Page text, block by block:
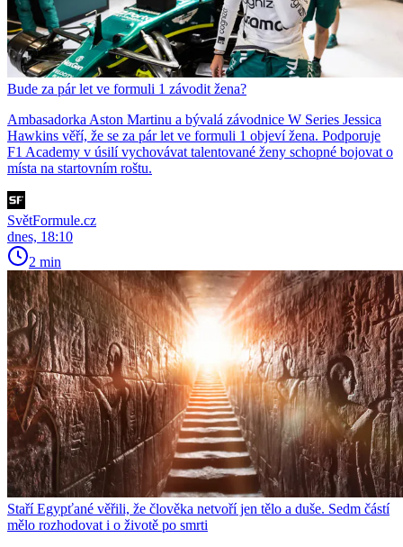
Bude za pár let ve formuli 1 závodit žena?
Ambasadorka Aston Martinu a bývalá závodnice W Series Jessica
Hawkins věří, že se za pár let ve formuli 1 objeví žena. Podporuje
F1 Academy v úsilí vychovávat talentované ženy schopné bojovat o
místa na startovním roštu.
SvětFormule.cz
dnes, 18:10
2 min
Staří Egypťané věřili, že člověka netvoří jen tělo a duše. Sedm částí
mělo rozhodovat i o životě po smrti